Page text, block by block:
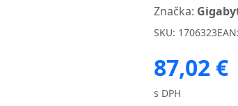
Značka:
SKU: 1706323
87,02 €
s DPH